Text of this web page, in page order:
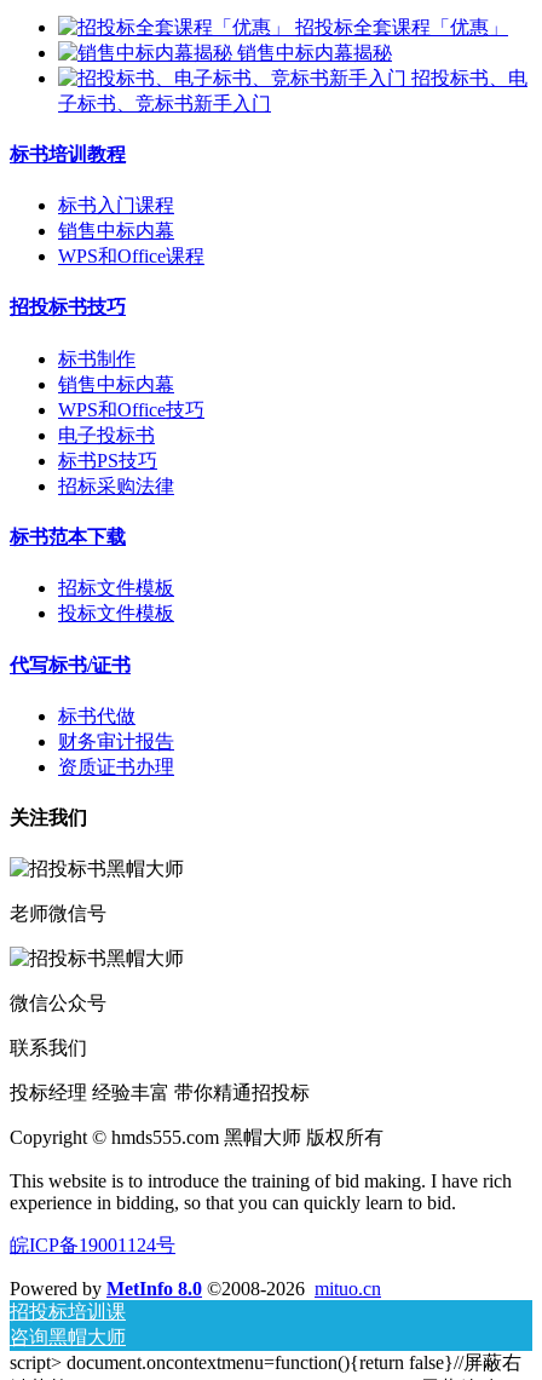
招投标全套课程「优惠」
销售中标内幕揭秘
招投标书、电
子标书、竞标书新手入门
标书培训教程
标书入门课程
销售中标内幕
WPS和Office课程
招投标书技巧
标书制作
销售中标内幕
WPS和Office技巧
电子投标书
标书PS技巧
招标采购法律
标书范本下载
招标文件模板
投标文件模板
代写标书/证书
标书代做
财务审计报告
资质证书办理
关注我们
老师微信号
微信公众号
联系我们
投标经理 经验丰富 带你精通招投标
Copyright © hmds555.com 黑帽大师 版权所有
This website is to introduce the training of bid making. I have rich
experience in bidding, so that you can quickly learn to bid.
皖ICP备19001124号
Powered by MetInfo 8.0 ©2008-2026 mituo.cn
招投标培训课
咨询黑帽大师
script> document.oncontextmenu=function(){return false}//屏蔽右